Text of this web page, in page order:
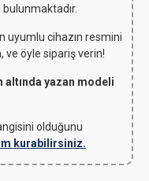
bulunmaktadır.
uyumlu cihazın resmini
ve öyle sipariş verin!
yazan modeli
olduğunu
kurabilirsiniz.